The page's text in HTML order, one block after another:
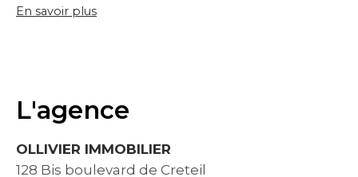
En savoir plus
L'agence
OLLIVIER IMMOBILIER
128 Bis boulevard de Creteil